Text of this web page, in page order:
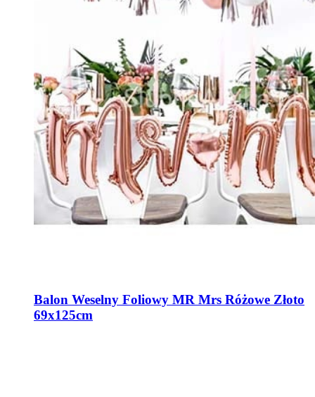
Balon Weselny Foliowy MR Mrs Różowe Złoto
69x125cm